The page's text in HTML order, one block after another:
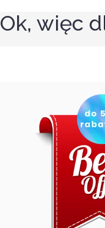
Ok, więc